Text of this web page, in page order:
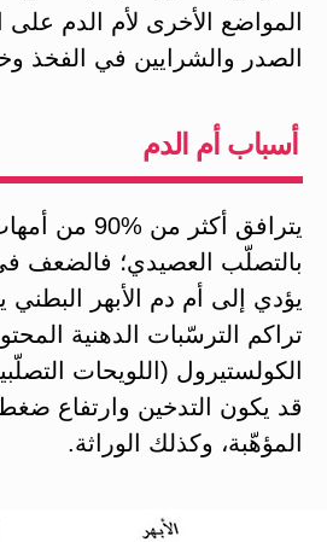
المواضع الأخرى لأم الدم على
الصدر والشرايين في الفخذ
أسباب أم الدم
يترافق أكثر
بالتصلّب العصيدي؛ فالضعف
يؤدي إلى أم دم الأبهر
تراكم الترسّبات الدهنية
الكولستيرول (اللويحات
قد يكون التدخين وارتفاع
المؤهّبة، وكذلك الوراثة.